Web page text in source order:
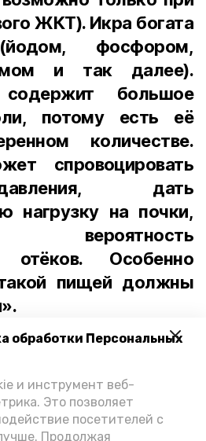
обработки Персональных
и инструмент веб-
Это позволяет
посетителей с
Продолжая
ЖКТ). Икра богата
фосфором,
и так далее).
большое
потому есть её
количестве.
спровоцировать
дать
нагрузку на почки,
вероятность
отёков. Особенно
пищей должны
безопасной
30-50 граммов
следует обратить
с которым она